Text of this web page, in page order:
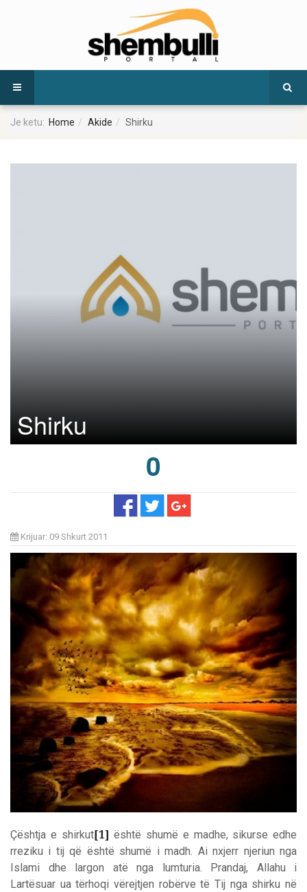
Je ketu: Home Akide Shirku
Shirku
0
Krijuar: 09 Shkurt 2011
Çështja e shirkut[1] është shumë e madhe, sikurse edhe
rreziku i tij që është shumë i madh. Ai nxjerr njeriun nga
Islami dhe largon atë nga lumturia. Prandaj, Allahu i
Lartësuar ua tërhoqi vërejtjen robërve të Tij nga shirku në